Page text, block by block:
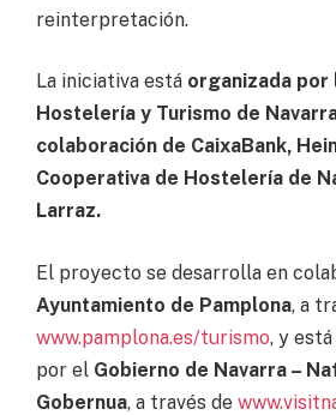
reinterpretación.
La iniciativa está organizada por
Hostelería y Turismo de
colaboración de CaixaBank,
Cooperativa de Hostelería de
Larraz.
El proyecto se desarrolla en
Ayuntamiento de Pamplona, a
www.pamplona.es/turismo, y
por el Gobierno de Navarra –
Gobernua, a través de